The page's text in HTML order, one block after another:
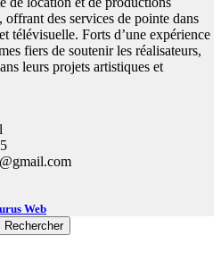
des services de pointe dans
télévisuelle. Forts d’une expérience
fiers de soutenir les réalisateurs,
leurs projets artistiques et
Web
Rechercher